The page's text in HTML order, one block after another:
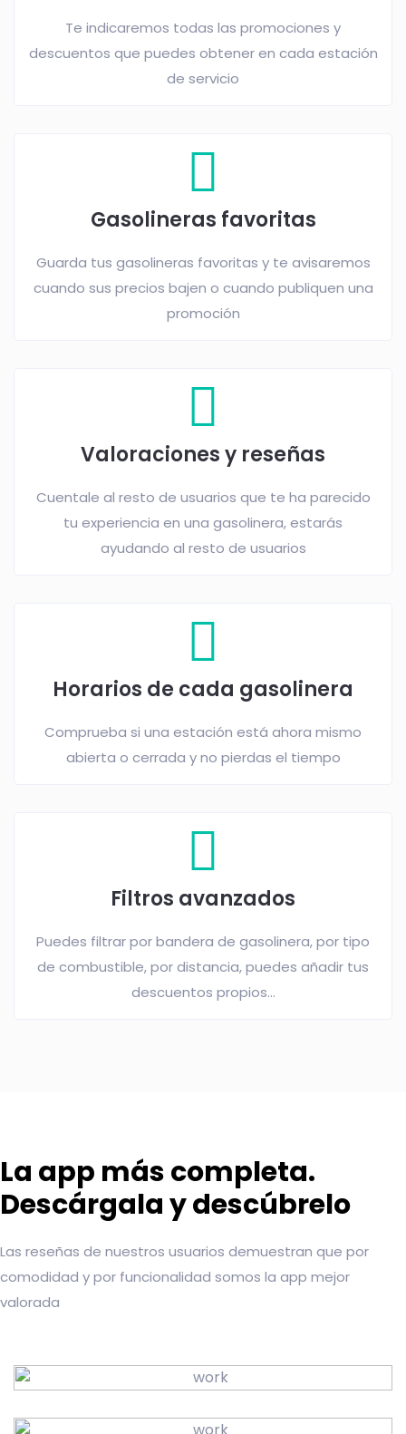
Te indicaremos todas las promociones y
descuentos que puedes obtener en cada estación
de servicio
Gasolineras favoritas
Guarda tus gasolineras favoritas y te avisaremos
cuando sus precios bajen o cuando publiquen una
promoción
Valoraciones y reseñas
Cuentale al resto de usuarios que te ha parecido
tu experiencia en una gasolinera, estarás
ayudando al resto de usuarios
Horarios de cada gasolinera
Comprueba si una estación está ahora mismo
abierta o cerrada y no pierdas el tiempo
Filtros avanzados
Puedes filtrar por bandera de gasolinera, por tipo
de combustible, por distancia, puedes añadir tus
descuentos propios...
La app más completa.
Descárgala y descúbrelo
Las reseñas de nuestros usuarios demuestran que por
comodidad y por funcionalidad somos la app mejor
valorada